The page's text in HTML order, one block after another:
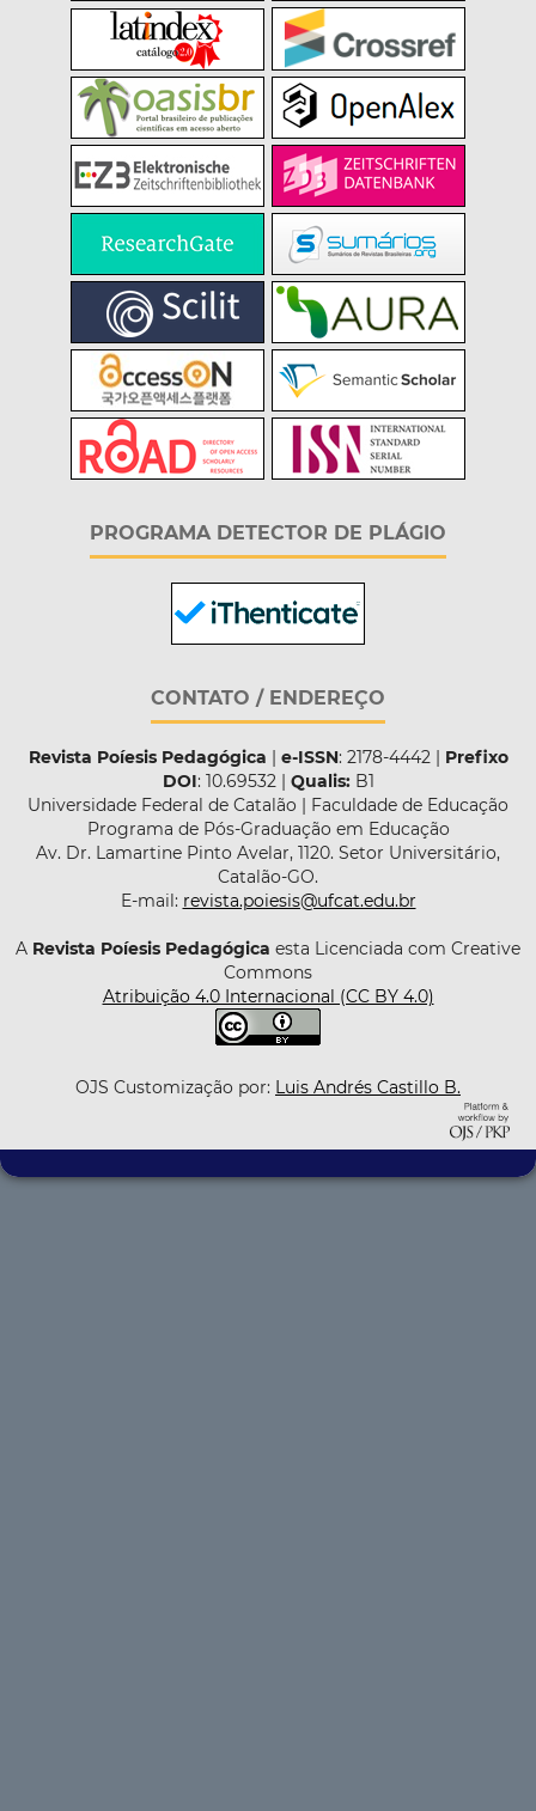
PROGRAMA DETECTOR DE PLÁGIO
CONTATO / ENDEREÇO
Revista Poíesis Pedagógica | e-ISSN: 2178-4442 | Prefixo
DOI: 10.69532 | Qualis:B1
Universidade Federal de Catalão | Faculdade de Educação
Programa de Pós-Graduação em Educação
Av. Dr. Lamartine Pinto Avelar, 1120. Setor Universitário,
Catalão-GO.
E-mail: revista.poiesis@ufcat.edu.br
A Revista Poíesis Pedagógica esta Licenciada com Creative
Commons
Atribuição 4.0 Internacional (CC BY 4.0)
OJS Customização por: Luis Andrés Castillo B.